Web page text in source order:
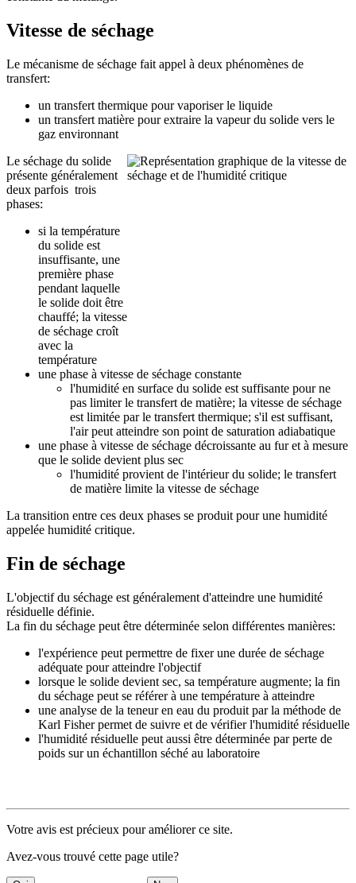
Vitesse de séchage
Le mécanisme de séchage fait appel à deux phénomènes de
transfert:
un transfert thermique pour vaporiser le liquide
un transfert matière pour extraire la vapeur du solide vers le
gaz environnant
Le séchage du solide
présente généralement
deux parfois trois
phases:
si la température
du solide est
insuffisante, une
première phase
pendant laquelle
le solide doit être
chauffé; la vitesse
de séchage croît
avec la
température
une phase à vitesse de séchage constante
l'humidité en surface du solide est suffisante pour ne
pas limiter le transfert de matière; la vitesse de séchage
est limitée par le transfert thermique; s'il est suffisant,
l'air peut atteindre son point de saturation adiabatique
une phase à vitesse de séchage décroissante au fur et à mesure
que le solide devient plus sec
l'humidité provient de l'intérieur du solide; le transfert
de matière limite la vitesse de séchage
La transition entre ces deux phases se produit pour une humidité
appelée humidité critique.
Fin de séchage
L'objectif du séchage est généralement d'atteindre une humidité
résiduelle définie.
La fin du séchage peut être déterminée selon différentes manières:
l'expérience peut permettre de fixer une durée de séchage
adéquate pour atteindre l'objectif
lorsque le solide devient sec, sa température augmente; la fin
du séchage peut se référer à une température à atteindre
une analyse de la teneur en eau du produit par la méthode de
Karl Fisher permet de suivre et de vérifier l'humidité résiduelle
l'humidité résiduelle peut aussi être déterminée par perte de
poids sur un échantillon séché au laboratoire
Votre avis est précieux pour améliorer ce site.
Avez-vous trouvé cette page utile?